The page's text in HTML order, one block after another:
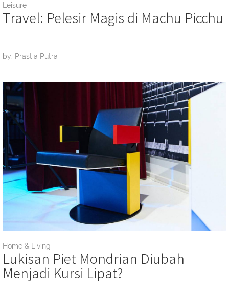
Leisure
Travel: Pelesir Magis di Machu Picchu
by: Prastia Putra
Home & Living
Lukisan Piet Mondrian Diubah
Menjadi Kursi Lipat?